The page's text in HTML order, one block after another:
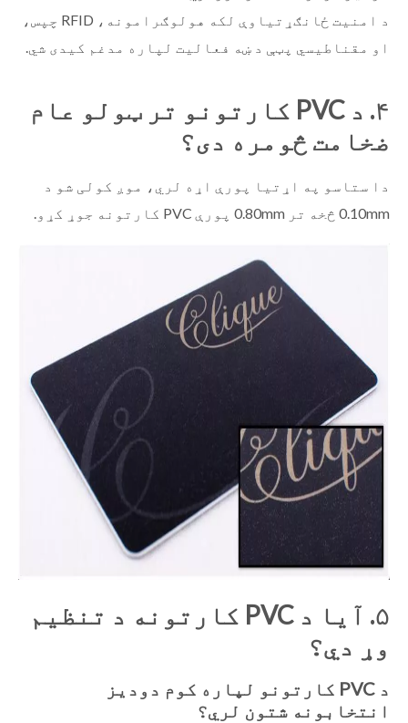
د امنیت ځانګړتیاوې لکه هولوګرامونه، RFID چپس،
او مقناطیسي پټې د ښه فعالیت لپاره مدغم کیدی شي.
۴. د PVC کارتونو تر ټولو عام
ضخامت څومره دی؟
دا ستاسو په اړتیا پورې اړه لري، موږ کولی شو د
0.10mm څخه تر 0.80mm پورې PVC کارتونه جوړ کړو.
۵. آیا د PVC کارتونه د تنظیم
وړ دي؟
د PVC کارتونو لپاره کوم دودیز
انتخابونه شتون لري؟